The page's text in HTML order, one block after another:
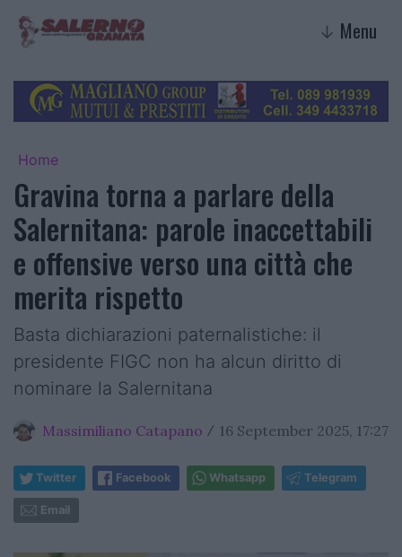
↓ Menu
Home
Gravina torna a parlare della
Salernitana: parole inaccettabili
e offensive verso una città che
merita rispetto
Basta dichiarazioni paternalistiche: il
presidente FIGC non ha alcun diritto di
nominare la Salernitana
Massimiliano Catapano / 16 September 2025, 17:27
Twitter Facebook Whatsapp Telegram
Email